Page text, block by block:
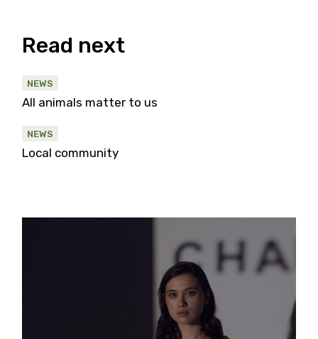
Read next
NEWS
All animals matter to us
NEWS
Local community